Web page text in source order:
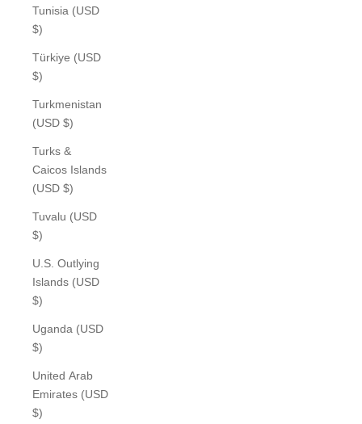
Tunisia (USD
$)
Türkiye (USD
$)
Turkmenistan
(USD $)
Turks &
Caicos Islands
(USD $)
Tuvalu (USD
$)
U.S. Outlying
Islands (USD
$)
Uganda (USD
$)
United Arab
Emirates (USD
$)